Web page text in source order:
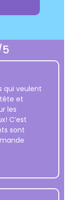
5
qui veulent
et
les
C’est
sont